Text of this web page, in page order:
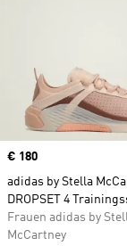
Price
€ 180
adidas by Stella
DROPSET 4
Frauen adidas by
McCartney